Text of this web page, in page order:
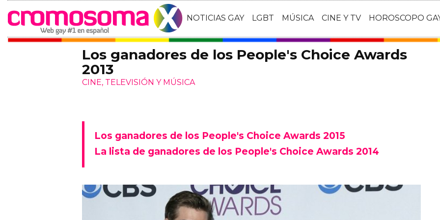
NOTICIAS GAY LGBT MÚSICA CINE Y TV HOROSCOPO
Los ganadores de los People's Choice Awards
2013
CINE, TELEVISIÓN Y MÚSICA
Los ganadores de los People's Choice Awards 2015
La lista de ganadores de los People's Choice Awards 2014